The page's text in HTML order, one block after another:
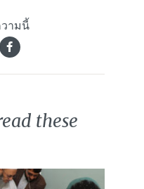
ามนี้
these